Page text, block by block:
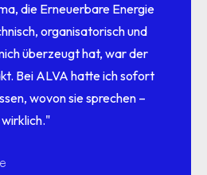
die Erneuerbare Energie
organisatorisch und
überzeugt hat, war der
Bei ALVA hatte ich sofort
wovon sie sprechen –